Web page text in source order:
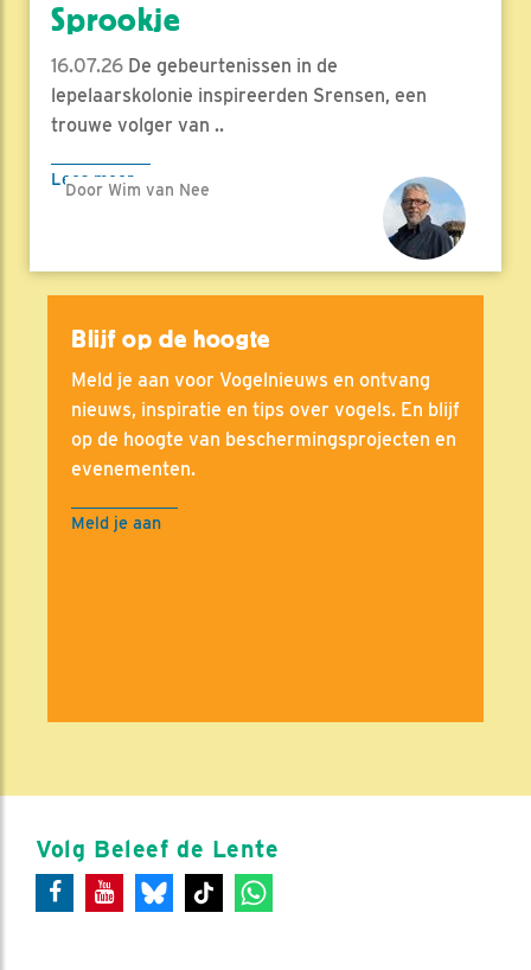
Sprookje
16.07.26 De gebeurtenissen in de
lepelaarskolonie inspireerden Srensen, een
trouwe volger van ..
Lees meer
Door Wim van Nee
Blijf op de hoogte
Meld je aan voor Vogelnieuws en ontvang
nieuws, inspiratie en tips over vogels. En blijf
op de hoogte van beschermingsprojecten en
evenementen.
Meld je aan
Volg Beleef de Lente